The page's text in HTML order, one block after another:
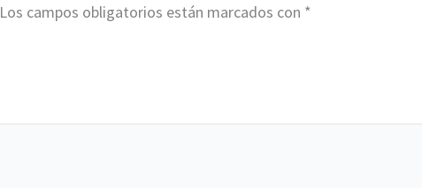
Los campos obligatorios están marcados con *